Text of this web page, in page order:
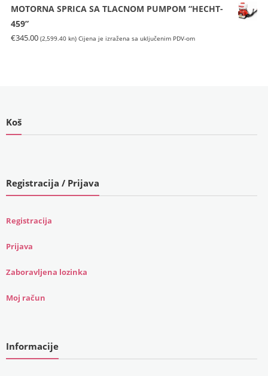
MOTORNA SPRICA SA TLACNOM PUMPOM “HECHT-
459”
€345.00 (2,599.40 kn) Cijena je izražena sa uključenim PDV-om
Koš
Registracija / Prijava
Registracija
Prijava
Zaboravljena lozinka
Moj račun
Informacije